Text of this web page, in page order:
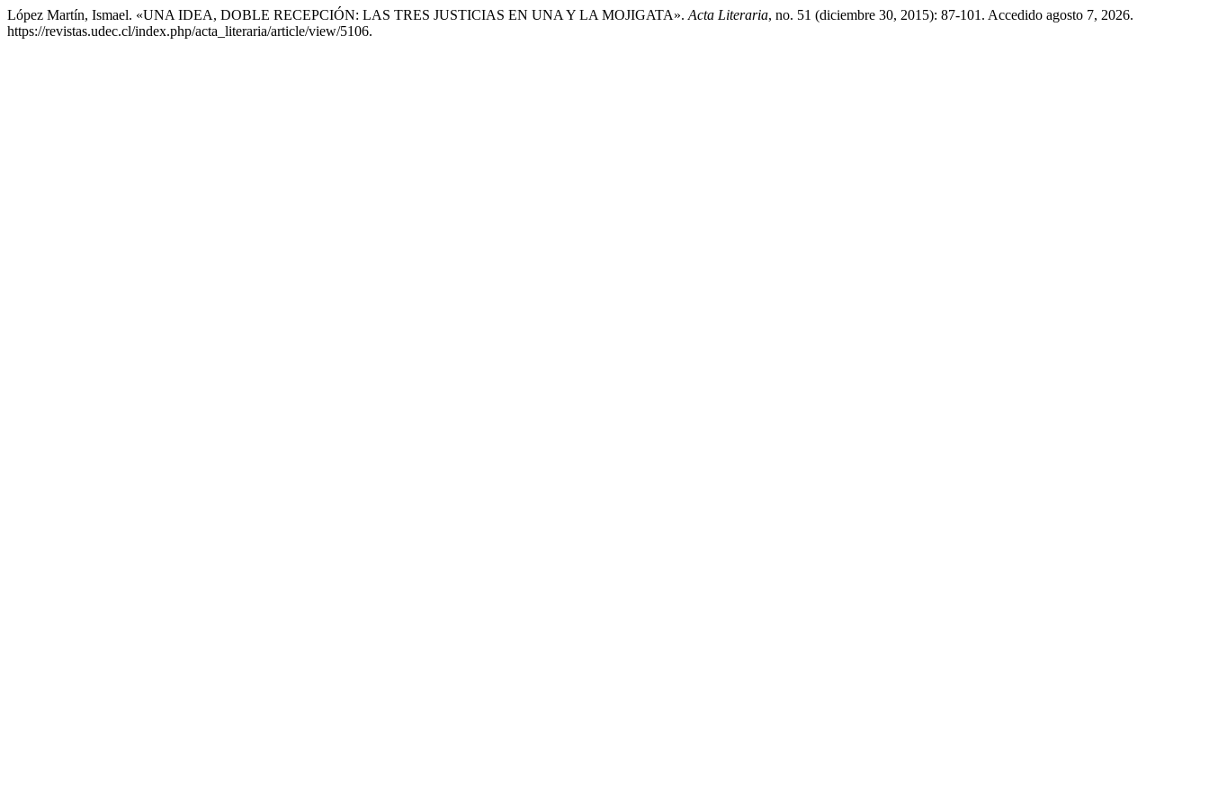
López Martín, Ismael. «UNA IDEA, DOBLE RECEPCIÓN: LAS TRES JUSTICIAS EN UNA Y LA MOJIGATA». Acta Literaria, no. 51 (diciembre 30, 2015): 87-101. Accedido agosto 7, 2026.
https://revistas.udec.cl/index.php/acta_literaria/article/view/5106.